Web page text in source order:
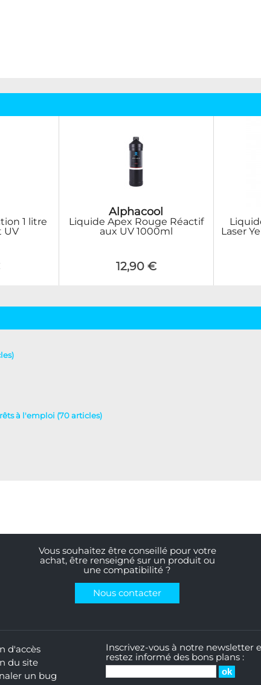
1 litre
UV
Alphacool
Liquide Apex Rouge Réactif
aux UV 1000ml
12,90 €
Laser
à l'emploi (70 articles)
Vous souhaitez être conseillé pour votre
achat, être renseigné sur un produit ou
une compatibilité ?
Nous contacter
d'accès
du site
un bug
Inscrivez-vous à notre newsletter
restez informé des bons plans :